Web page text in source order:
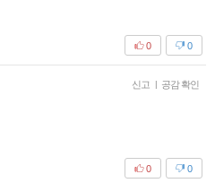
0
0
신고 | 공감 확인
0
0